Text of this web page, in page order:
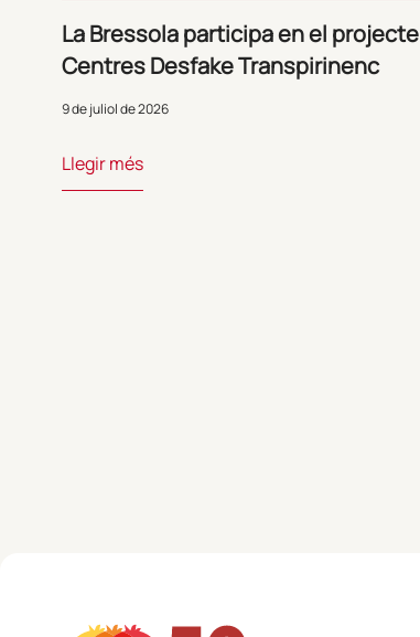
La Bressola participa en el projecte
Centres Desfake Transpirinenc
9 de juliol de 2026
Llegir més